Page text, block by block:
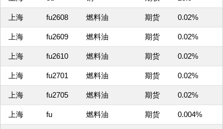
上海 fu2608 燃料油 期货 0.02%
上海 fu2609 燃料油 期货 0.02%
上海 fu2610 燃料油 期货 0.02%
上海 fu2701 燃料油 期货 0.02%
上海 fu2705 燃料油 期货 0.02%
上海 fu 燃料油 期货 0.004%